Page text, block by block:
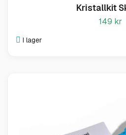
Kristallkit
149 kr
I lager